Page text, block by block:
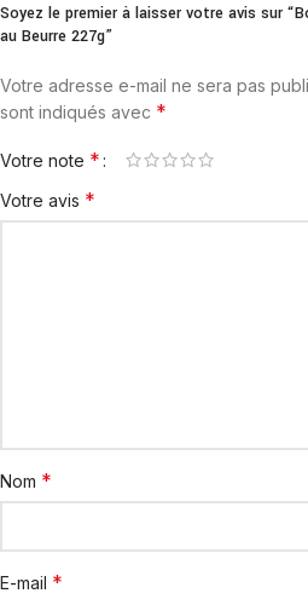
Soyez le premier à laisser votre avis sur
au Beurre 227g”
Votre adresse e-mail ne sera pas
sont indiqués avec *
Votre note *
Votre avis *
Nom *
E-mail *